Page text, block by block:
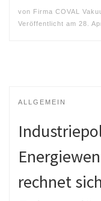
von Firma COVAL
Veröffentlicht am 28.
ALLGEMEIN
rechnet